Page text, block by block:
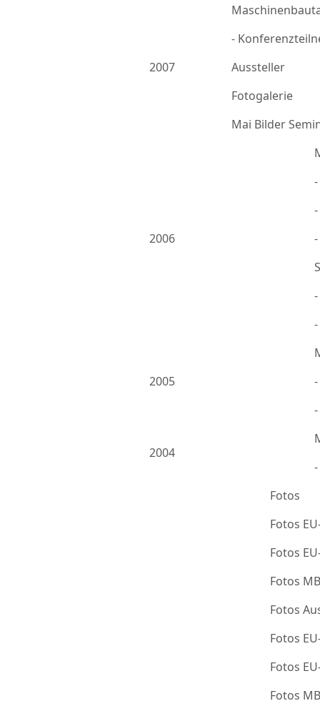
2007
-
Aussteller
Fotogalerie
Mai Bilder
2006
2005
2004
Fotos
Fotos
Fotos
Fotos
Fotos
Fotos
Fotos
Fotos